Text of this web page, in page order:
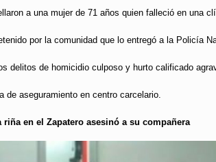
a una mujer de 71 años quien falleció en una
por la comunidad que lo entregó a la Policía
delitos de homicidio culposo y hurto calificado
de aseguramiento en centro carcelario.
riña en el Zapatero asesinó a su compañera